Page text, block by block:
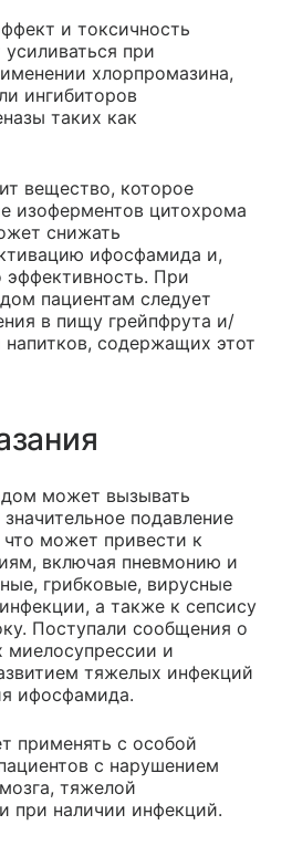
и токсичность
при
хлорпромазина,
ингибиторов
таких как
вещество, которое
изоферментов цитохрома
снижать
ифосфамида и,
эффективность. При
пациентам следует
в пищу грейпфрута и/
содержащих этот
может вызывать
подавление
может привести к
включая пневмонию и
грибковые, вирусные
а также к сепсису
Поступали сообщения о
миелосупрессии и
тяжелых инфекций
ифосфамида.
применять с особой
с нарушением
тяжелой
при наличии инфекций.